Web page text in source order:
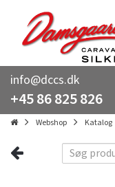
info@dccs.dk
+45 86 825 826
Webshop Katalog